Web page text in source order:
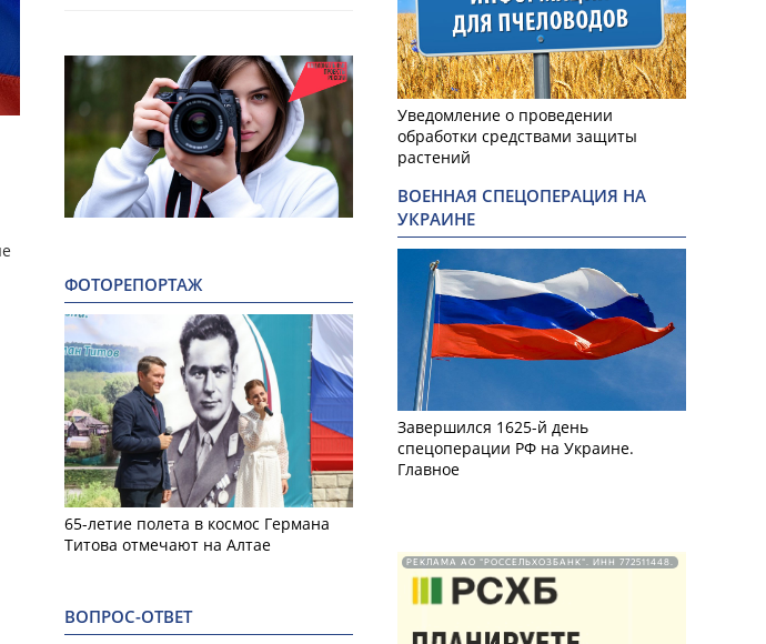
ФОТОРЕПОРТАЖ
65-летие полета в космос Германа
Титова отмечают на Алтае
ВОПРОС-ОТВЕТ
Уведомление о проведении
обработки средствами защиты
растений
ВОЕННАЯ СПЕЦОПЕРАЦИЯ НА
УКРАИНЕ
Завершился 1625-й день
спецоперации РФ на Украине.
Главное
РЕКЛАМА АО "РОССЕЛЬХОЗБАНК". ИНН 772511448.